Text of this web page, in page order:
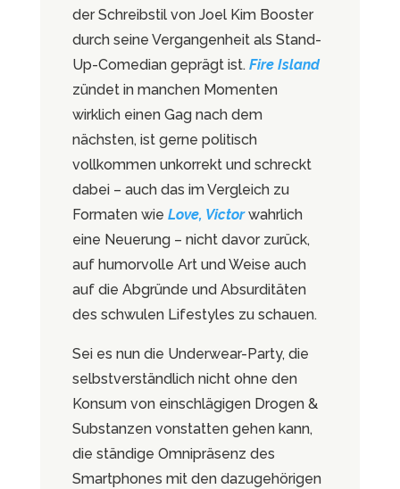
der Schreibstil von Joel Kim Booster
durch seine Vergangenheit als Stand-
Up-Comedian geprägt ist. Fire Island
zündet in manchen Momenten
wirklich einen Gag nach dem
nächsten, ist gerne politisch
vollkommen unkorrekt und schreckt
dabei – auch das im Vergleich zu
Formaten wie Love, Victorwahrlich
eine Neuerung – nicht davor zurück,
auf humorvolle Art und Weise auch
auf die Abgründe und Absurditäten
des schwulen Lifestyles zu schauen.
Sei es nun die Underwear-Party, die
selbstverständlich nicht ohne den
Konsum von einschlägigen Drogen &
Substanzen vonstatten gehen kann,
die ständige Omnipräsenz des
Smartphones mit den dazugehörigen